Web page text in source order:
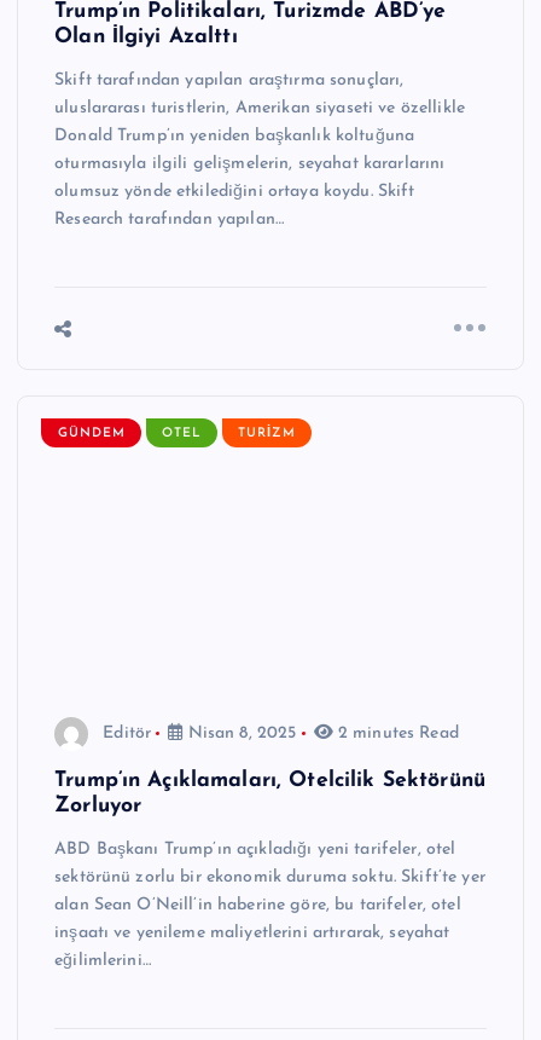
Trump’ın Politikaları, Turizmde ABD’ye
Olan İlgiyi Azalttı
Skift tarafından yapılan araştırma sonuçları,
uluslararası turistlerin, Amerikan siyaseti ve özellikle
Donald Trump’ın yeniden başkanlık koltuğuna
oturmasıyla ilgili gelişmelerin, seyahat kararlarını
olumsuz yönde etkilediğini ortaya koydu. Skift
Research tarafından yapılan…
GÜNDEM OTEL TURIZM
Editör Nisan 8, 2025 2 minutes Read
Trump’ın Açıklamaları, Otelcilik Sektörünü
Zorluyor
ABD Başkanı Trump’ın açıkladığı yeni tarifeler, otel
sektörünü zorlu bir ekonomik duruma soktu. Skift’te yer
alan Sean O’Neill’in haberine göre, bu tarifeler, otel
inşaatı ve yenileme maliyetlerini artırarak, seyahat
eğilimlerini…